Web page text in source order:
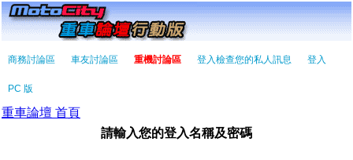
商務討論區 車友討論區 重機討論區 登入檢查您的私人訊息 登入
PC 版
重車論壇 首頁
請輸入您的登入名稱及密碼